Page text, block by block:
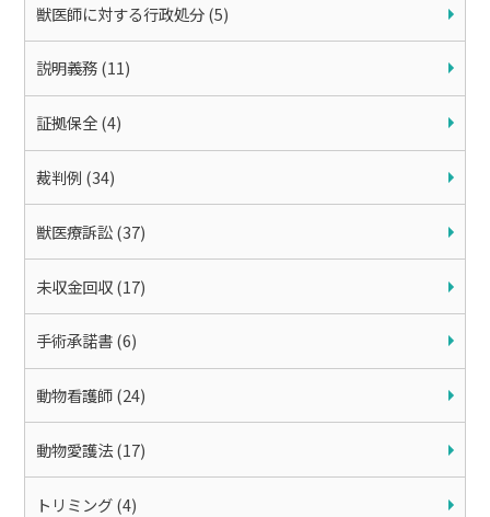
獣医師に対する行政処分 (5)
説明義務 (11)
証拠保全 (4)
裁判例 (34)
獣医療訴訟 (37)
未収金回収 (17)
手術承諾書 (6)
動物看護師 (24)
動物愛護法 (17)
トリミング (4)